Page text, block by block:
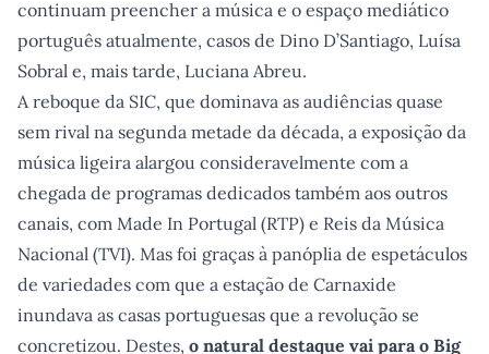
continuam preencher a música e o espaço mediático
português atualmente, casos de Dino D’Santiago, Luísa
Sobral e, mais tarde, Luciana Abreu.
A reboque da SIC, que dominava as audiências quase
sem rival na segunda metade da década, a exposição da
música ligeira alargou consideravelmente com a
chegada de programas dedicados também aos outros
canais, com Made In Portugal (RTP) e Reis da Música
Nacional (TVI). Mas foi graças à panóplia de espetáculos
de variedades com que a estação de Carnaxide
inundava as casas portuguesas que a revolução se
concretizou. Destes, o natural destaque vai para o Big